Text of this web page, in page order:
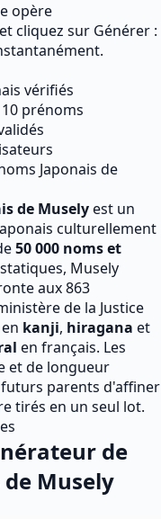
opère
cliquez sur Générer :
vérifiés
prénoms
Japonais de
de Muselyest un
culturellement
50 000 noms et
Musely
aux 863
de la Justice
kanji, hiragana et
en français. Les
et de longueur
parents d'affiner
tirés en un seul lot.
de
Musely